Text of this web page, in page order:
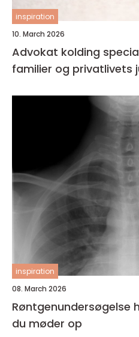
inspiration
10. March 2026
Advokat kolding specialiseret hjælp til
familier og privatlivets
inspiration
08. March 2026
Røntgenundersøgelse hvad du skal vide, før
du møder op